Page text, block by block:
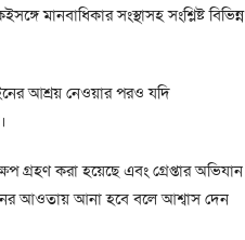
সংস্থাসহ সংশ্লিষ্ট বিভিন্ন
আশ্রয় নেওয়ার পরও যদি
গ্রহণ করা হয়েছে এবং গ্রেপ্তার অভিযান
আওতায় আনা হবে বলে আশ্বাস দেন